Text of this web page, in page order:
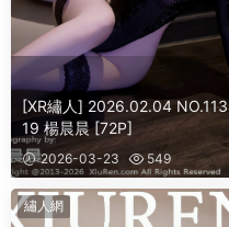
[XR繡人] 2026.02.04 NO.113
19 楊晨晨 [72P]
2026-03-23 549
繡人網